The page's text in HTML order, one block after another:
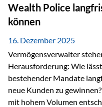
Wealth Police
können
16. Dezember 2025
Vermögensverwalter
Herausforderung: Wie
bestehender Mandate
neue Kunden zu
mit hohem Volumen